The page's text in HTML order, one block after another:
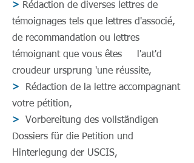
> Rédaction de diverses lettres de
témoignages tels que lettres d'associé,
de recommandation ou lettres
témoignant que vous êtes l'aut'd
croudeur ursprung 'une réussite,
> Rédaction de la lettre accompagnant
votre pétition,
> Vorbereitung des vollständigen
Dossiers für die Petition und
Hinterlegung der USCIS,